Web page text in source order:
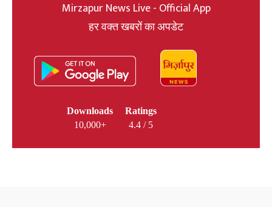
Mirzapur News Live - Official App
हर वक्त खबरों का अपडेट
Downloads
10,000+
Ratings
4.4 / 5